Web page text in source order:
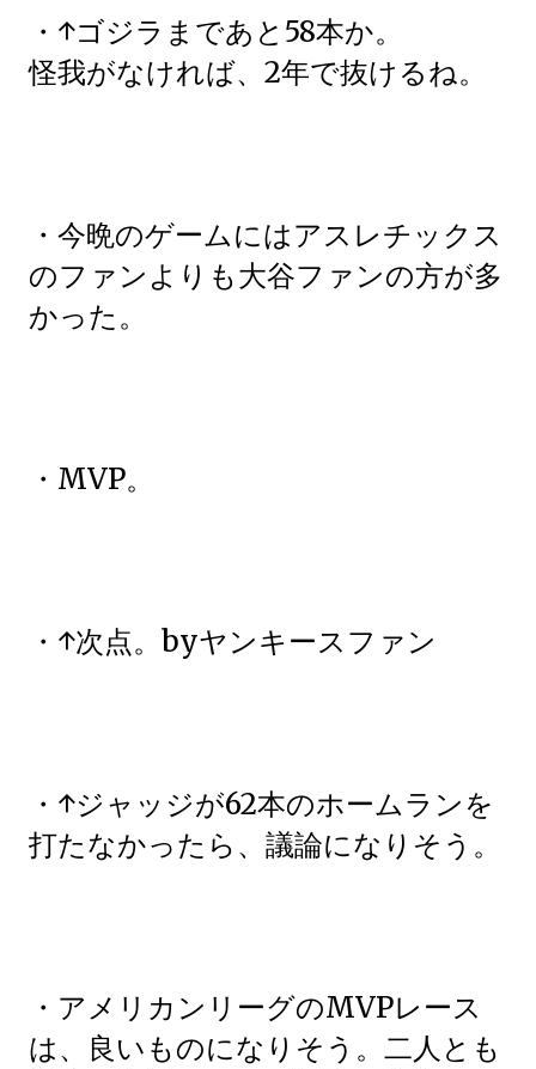
・↑ゴジラまであと58本か。
怪我がなければ、2年で抜けるね。
・今晩のゲームにはアスレチックス
のファンよりも大谷ファンの方が多
かった。
・MVP。
・↑次点。byヤンキースファン
・↑ジャッジが62本のホームランを
打たなかったら、議論になりそう。
・アメリカンリーグのMVPレース
は、良いものになりそう。二人とも